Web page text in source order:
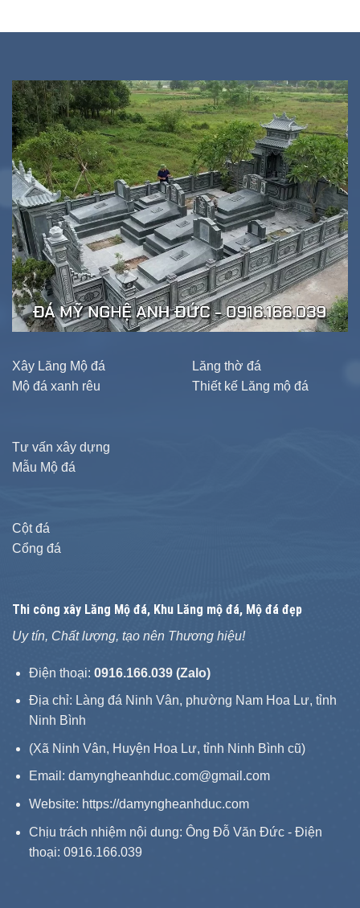
Xây Lăng Mộ đá
Mộ đá xanh rêu
Lăng thờ đá
Thiết kế Lăng mộ đá
Tư vấn xây dựng
Mẫu Mộ đá
Cột đá
Cổng đá
Thi công xây Lăng Mộ đá, Khu Lăng mộ đá, Mộ đá đẹp
Uy tín, Chất lượng, tạo nên Thương hiệu!
Điện thoại: 0916.166.039 (Zalo)
Địa chỉ: Làng đá Ninh Vân, phường Nam Hoa Lư, tỉnh
Ninh Bình
(Xã Ninh Vân, Huyện Hoa Lư, tỉnh Ninh Bình cũ)
Email: damyngheanhduc.com@gmail.com
Website: https://damyngheanhduc.com
Chịu trách nhiệm nội dung: Ông Đỗ Văn Đức - Điện
thoại: 0916.166.039